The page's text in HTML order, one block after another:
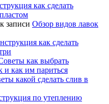
как сделать
к записи Обзор видов лавок
как сделать
как выбрать
как им париться
какой сделать слив в
по утеплению